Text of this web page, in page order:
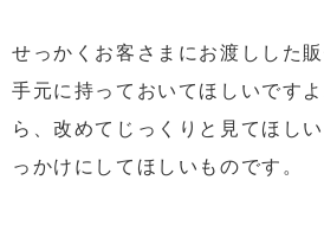
せっかくお客さまにお渡しした
手元に持っておいてほしいです
ら、改めてじっくりと見てほし
っかけにしてほしいものです。